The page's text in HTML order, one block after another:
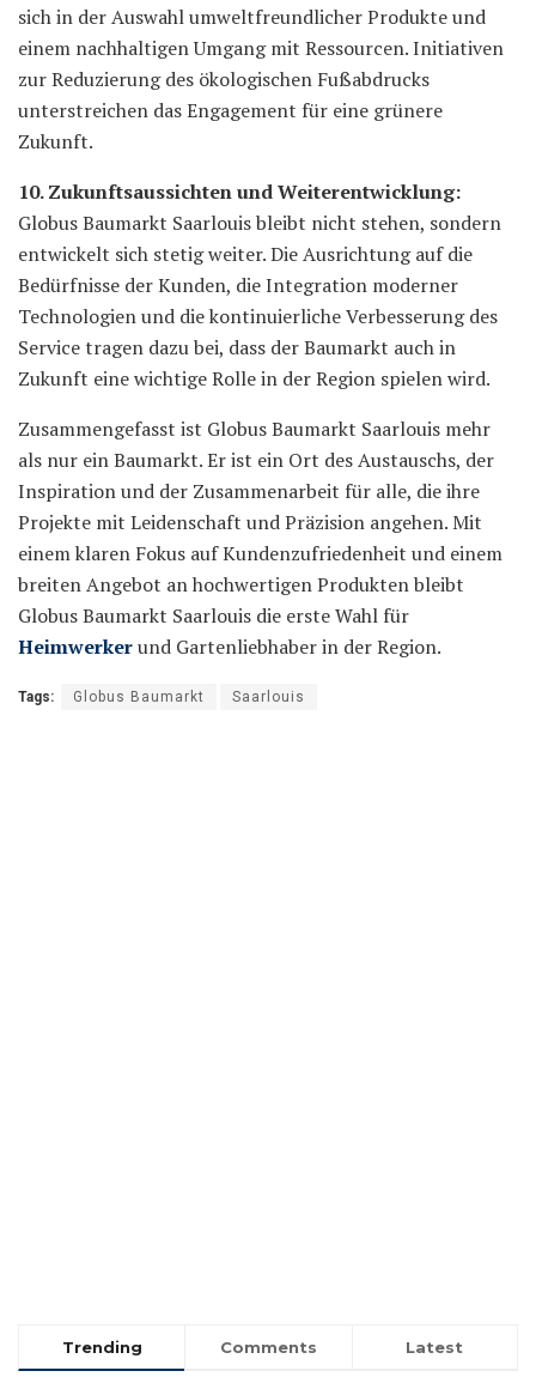
sich in der Auswahl umweltfreundlicher Produkte und
einem nachhaltigen Umgang mit Ressourcen. Initiativen
zur Reduzierung des ökologischen Fußabdrucks
unterstreichen das Engagement für eine grünere
Zukunft.
10. Zukunftsaussichten und Weiterentwicklung:
Globus Baumarkt Saarlouis bleibt nicht stehen, sondern
entwickelt sich stetig weiter. Die Ausrichtung auf die
Bedürfnisse der Kunden, die Integration moderner
Technologien und die kontinuierliche Verbesserung des
Service tragen dazu bei, dass der Baumarkt auch in
Zukunft eine wichtige Rolle in der Region spielen wird.
Zusammengefasst ist Globus Baumarkt Saarlouis mehr
als nur ein Baumarkt. Er ist ein Ort des Austauschs, der
Inspiration und der Zusammenarbeit für alle, die ihre
Projekte mit Leidenschaft und Präzision angehen. Mit
einem klaren Fokus auf Kundenzufriedenheit und einem
breiten Angebot an hochwertigen Produkten bleibt
Globus Baumarkt Saarlouis die erste Wahl für
Heimwerkerund Gartenliebhaber in der Region.
Tags: Globus Baumarkt Saarlouis
Trending Comments Latest